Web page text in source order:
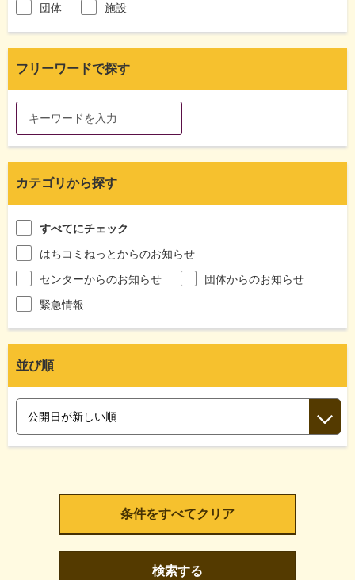
団体 施設
フリーワードで探す
カテゴリから探す
すべてにチェック
はちコミねっとからのお知らせ
センターからのお知らせ
団体からのお知らせ
緊急情報
並び順
検索する